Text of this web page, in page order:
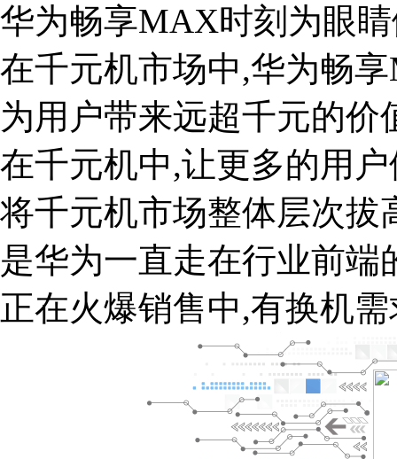
华为畅享MAX时刻为眼
在千元机市场中,华为畅
为用户带来远超千元的
在千元机中,让更多的用
将千元机市场整体层次拔
是华为一直走在行业前端
正在火爆销售中,有换机